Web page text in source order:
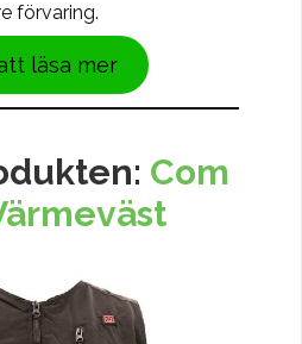
förvaring.
läsa mer
Com